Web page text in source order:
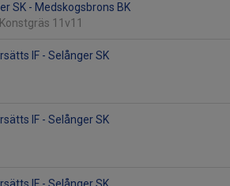
SK - Medskogsbrons BK
11v11
IF - Selånger SK
IF - Selånger SK